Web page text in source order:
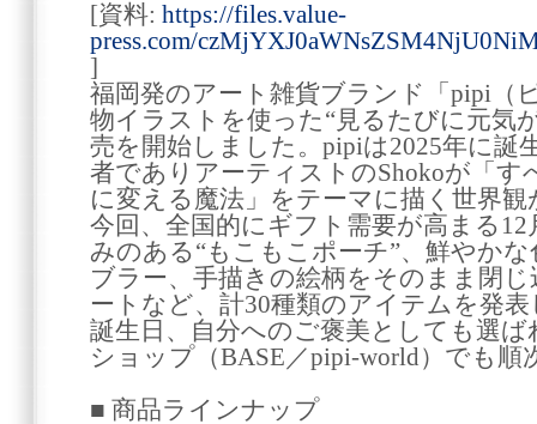
[資料: https://files.value-
press.com/
]
福岡発のアート雑貨ブランド「pipi（
物イラストを使った“見るたびに元気
売を開始しました。pipiは2025年に誕
者でありアーティストのShokoが「
に変える魔法」をテーマに描く世界観
今回、全国的にギフト需要が高まる
みのある“もこもこポーチ”、鮮やか
ブラー、手描きの絵柄をそのまま閉
ートなど、計30種類のアイテムを発
誕生日、自分へのご褒美としても選
ショップ（BASE／pipi-world）でも順
■ 商品ラインナップ